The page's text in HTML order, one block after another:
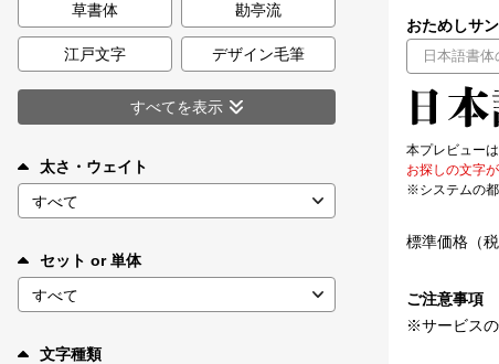
お気に入り
ご利用ガイド
お問い合わせ
草書体 勘亭流
江戸文字 デザイン毛筆
すべてを表示
太さ・ウェイト
セット or 単体
文字種類
おためしサ
本プレビュー
お探しの文字
※システムの都
標準価格（税
ご注意事項
※サービスの